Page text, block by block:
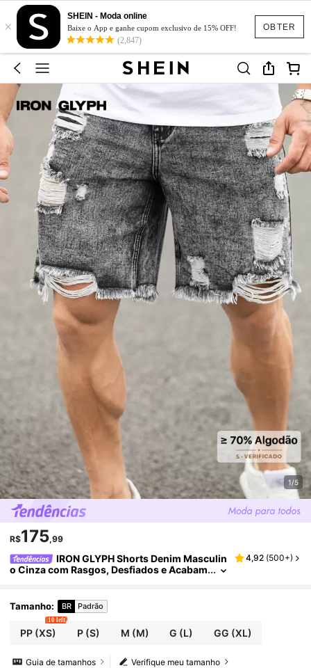
OBTER
×
SHEIN - Moda online
Baixe o App e ganhe cupom exclusivo de 15% OFF!
(2,847)
1/5
R$175,99
IRON GLYPH Shorts Denim Masculin
o Cinza com Rasgos, Desfiados e Acabam
wear, Passeio na Cidade e Ir ao Trabalho
4,92 (500+)
Tamanho: BR Padrão
PP(XS)
10 left
P(S) M (M) G (L) GG (XL)
Verifique meu tamanho
Guia de tamanhos